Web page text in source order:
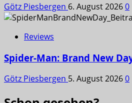
Götz Piesbergen 6. August 20260
Reviews
Spider-Man: Brand New
Götz Piesbergen 5. August 20260